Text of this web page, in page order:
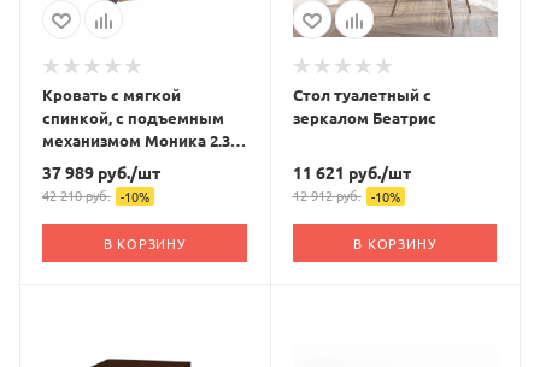
Кровать с мягкой
спинкой, с подъемным
механизмом Моника 2.3
180х200
37 989 руб./шт
42 210руб. -10%
В КОРЗИНУ
Стол туалетный с
зеркалом Беатрис
11 621 руб./шт
12 912руб. -10%
В КОРЗИНУ